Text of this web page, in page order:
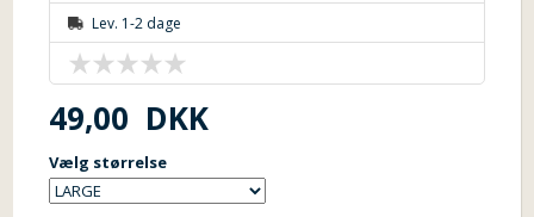
Lev. 1-2 dage
49,00 DKK
Vælg størrelse